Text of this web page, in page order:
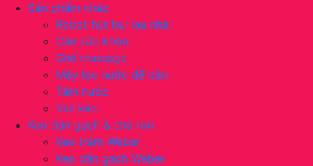
Sản phẩm khác
Robot hút bụi lau nhà
Cân sức khỏe
Ghế massage
Máy lọc nước để bàn
Tăm nước
Vali kéo
Keo dán gạch & chà ron
Keo trám Weber
Keo dán gạch Weber